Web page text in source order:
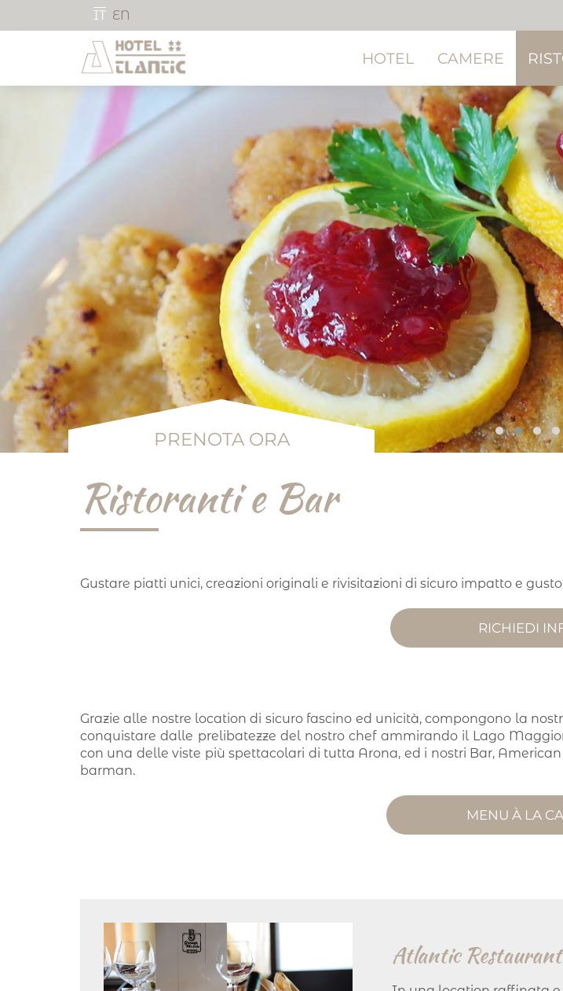
IT EN
HOTEL CAMERE
PRENOTA ORA
Ristoranti e Bar
Gustare piatti unici, creazioni originali e rivisitazioni di sicuro impatto e
RICHIEDI
Grazie alle nostre location di sicuro fascino ed unicità, compongono la
conquistare dalle prelibatezze del nostro chef ammirando il Lago
con una delle viste più spettacolari di tutta Arona, ed i nostri Bar,
barman.
MENU À LA
Atlantic Restaurant